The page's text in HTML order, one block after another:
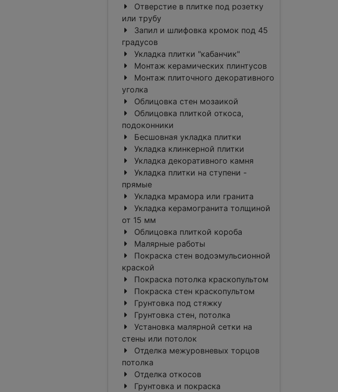
Отверстие в плитке под розетку
или трубу
Запил и шлифовка кромок под 45
градусов
Укладка плитки "кабанчик"
Монтаж керамических плинтусов
Монтаж плиточного декоративного
уголка
Облицовка стен мозаикой
Облицовка плиткой откоса,
подоконники
Бесшовная укладка плитки
Укладка клинкерной плитки
Укладка декоративного камня
Укладка плитки на ступени -
прямые
Укладка мрамора или гранита
Укладка керамогранита толщиной
от 15 мм
Облицовка плиткой короба
Малярные работы
Покраска стен водоэмульсионной
краской
Покраска потолка краскопультом
Покраска стен краскопультом
Грунтовка под стяжку
Грунтовка стен, потолка
Установка малярной сетки на
стены или потолок
Отделка межуровневых торцов
потолка
Отделка откосов
Грунтовка и покраска